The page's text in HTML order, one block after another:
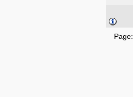
Page: